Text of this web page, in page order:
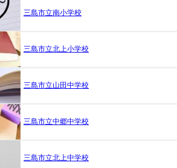
三島市立南小学校
三島市立北上小学校
三島市立山田中学校
三島市立中郷中学校
三島市立北上中学校